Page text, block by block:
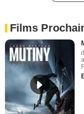
Films